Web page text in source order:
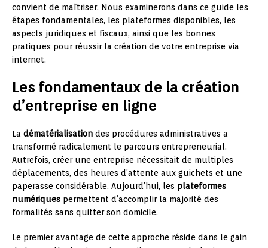
convient de maîtriser. Nous examinerons dans ce guide les
étapes fondamentales, les plateformes disponibles, les
aspects juridiques et fiscaux, ainsi que les bonnes
pratiques pour réussir la création de votre entreprise via
internet.
Les fondamentaux de la création
d’entreprise en ligne
La dématérialisation des procédures administratives a
transformé radicalement le parcours entrepreneurial.
Autrefois, créer une entreprise nécessitait de multiples
déplacements, des heures d’attente aux guichets et une
paperasse considérable. Aujourd’hui, les plateformes
numériques permettent d’accomplir la majorité des
formalités sans quitter son domicile.
Le premier avantage de cette approche réside dans le gain